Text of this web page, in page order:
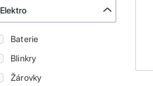
Elektro
Baterie
Blinkry
Žárovky